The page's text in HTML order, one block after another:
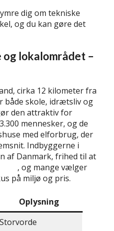
dig om tekniske
og du kan gøre det
og lokalområdet –
cirka 12 kilometer fra
både skole, idrætsliv og
den attraktiv for
mennesker, og de
med elforbrug, der
Indbyggerne i
af Danmark, frihed til at
, og mange vælger
på miljø og pris.
Oplysning
Storvorde